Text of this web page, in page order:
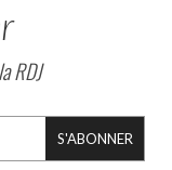
RDJ
S'ABONNER